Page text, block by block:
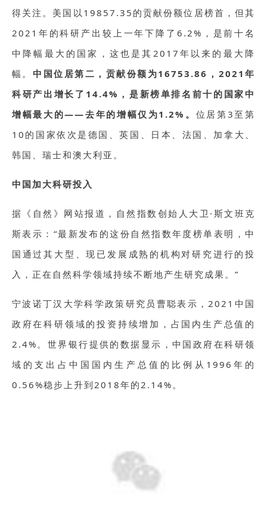
得关注。美国以19857.35的贡献份额位居榜首，但其
2021年的科研产出较上一年下降了6.2%，是前十名
中降幅最大的国家，这也是其2017年以来的最大降
幅。 中国位居第二，贡献份额为16753.86，2021年
科研产出增长了14.4%，是新榜单排名前十的国家中
增幅最大的——去年的增幅仅为1.2%。 位居第3至第
10的国家依次是德国、英国、日本、法国、加拿大、
韩国、瑞士和澳大利亚。
中国加大科研投入
据《自然》网站报道，自然指数创始人大卫·斯文班克
斯表示：“最新发布的这份自然指数年度榜单表明，中
国通过其大型、现已发展成熟的机构对研究进行的投
入，正在自然科学领域持续不断地产生研究成果。”
宁波诺丁汉大学科学政策研究员曹聪表示，2021中国
政府在科研领域的投资持续增加，占国内生产总值的
2.4%。世界银行提供的数据显示，中国政府在科研领
域的支出占中国国内生产总值的比例从1996年的
0.56%稳步上升到2018年的2.14%。